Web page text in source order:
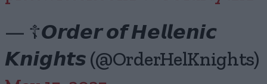
— ☦️𝙊𝙧𝙙𝙚𝙧 𝙤𝙛 𝙃𝙚𝙡𝙡𝙚𝙣𝙞𝙘
𝙆𝙣𝙞𝙜𝙝𝙩𝙨 (@OrderHelKnights)